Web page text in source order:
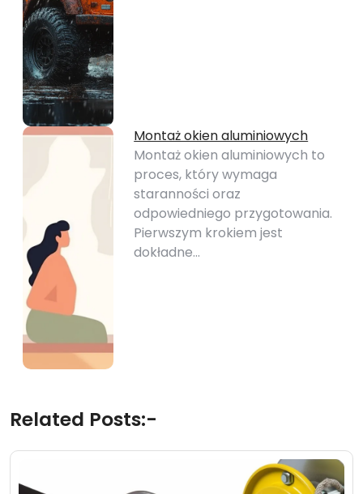
Montaż okien aluminiowych
Montaż okien aluminiowych to
proces, który wymaga
staranności oraz
odpowiedniego przygotowania.
Pierwszym krokiem jest
dokładne…
Related Posts:-